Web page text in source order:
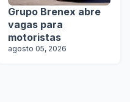
Grupo Brenex abre
vagas para
motoristas
agosto 05, 2026